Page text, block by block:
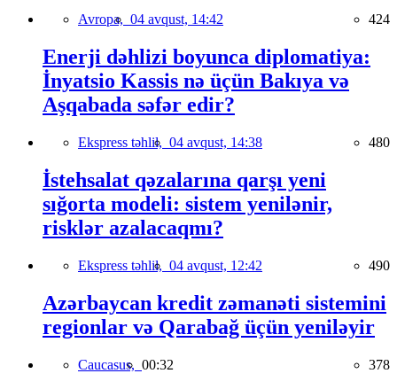
Avropa, 04 avqust, 14:42 424
Enerji dəhlizi boyunca diplomatiya:
İnyatsio Kassis nə üçün Bakıya və
Aşqabada səfər edir?
Ekspress təhlil, 04 avqust, 14:38 480
İstehsalat qəzalarına qarşı yeni
sığorta modeli: sistem yenilənir,
risklər azalacaqmı?
Ekspress təhlil, 04 avqust, 12:42 490
Azərbaycan kredit zəmanəti sistemini
regionlar və Qarabağ üçün yeniləyir
Caucasus, 00:32 378